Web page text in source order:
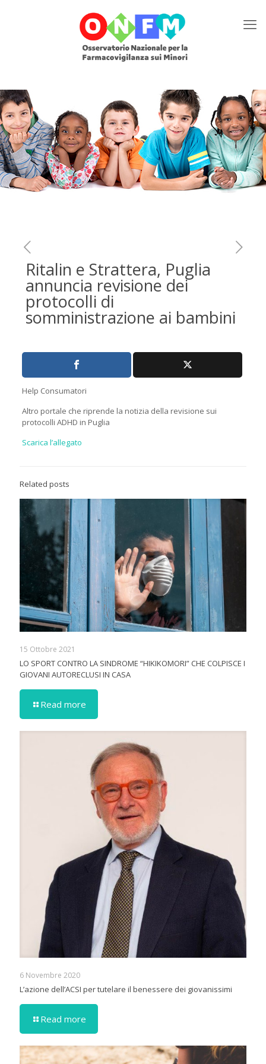
Ritalin e Strattera, Puglia
annuncia revisione dei
protocolli di
somministrazione ai bambini
Help Consumatori
Altro portale che riprende la notizia della revisione sui
protocolli ADHD in Puglia
Scarica l’allegato
Related posts
15 Ottobre 2021
LO SPORT CONTRO LA SINDROME “HIKIKOMORI” CHE COLPISCE I
GIOVANI AUTORECLUSI IN CASA
Read more
6 Novembre 2020
L’azione dell’ACSI per tutelare il benessere dei giovanissimi
Read more